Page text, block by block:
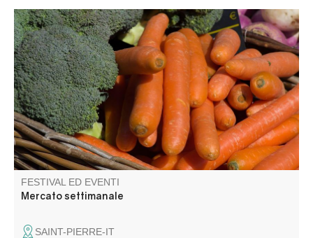
Al mercato di Saint Pierre troverete il 100% di produttori
locali.
FESTIVAL ED EVENTI
Mercato settimanale
SAINT-PIERRE-IT